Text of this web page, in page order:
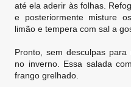
até ela aderir às folhas.
e posteriormente misture
limão e tempera com sal a
Pronto, sem desculpas
no inverno. Essa salada
frango grelhado.